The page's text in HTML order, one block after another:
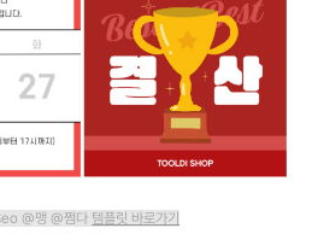
@맹 @쩜다 템플릿 바로가기